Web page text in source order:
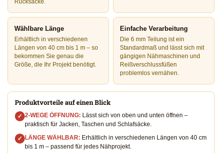
Rucksäcke.
Wählbare Länge
Erhältlich in verschiedenen
Längen von 40 cm bis 1 m – so
bekommen Sie genau die
Größe, die Ihr Projekt benötigt.
Einfache Verarbeitung
Die 6 mm Teilung ist ein
Standardmaß und lässt sich mit
gängigen Nähmaschinen und
Reißverschlussfüßen
problemlos vernähen.
Produktvorteile auf einen Blick
✓ 2-WEGE ÖFFNUNG: Lässt sich von oben und unten öffnen –
praktisch für Jacken, Taschen und Schlafsäcke.
✓ LÄNGE WÄHLBAR: Erhältlich in verschiedenen Längen von 40 cm
bis 1 m – passend für jedes Nähprojekt.